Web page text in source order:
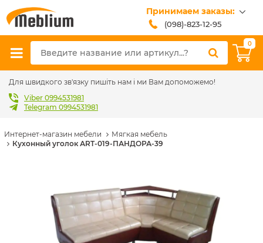
Принимаем заказы:
(098)-823-12-95
(099)-608-42-32
(093)-618-62-02
sales@meblium.com.ua
0
Для швидкого зв'язку пишіть нам і ми Вам допоможемо!
Viber 0994531981
Telegram 0994531981
Интернет-магазин мебели
Мягкая мебель
Кухонный уголок АRT-019-ПАНДОРА-39